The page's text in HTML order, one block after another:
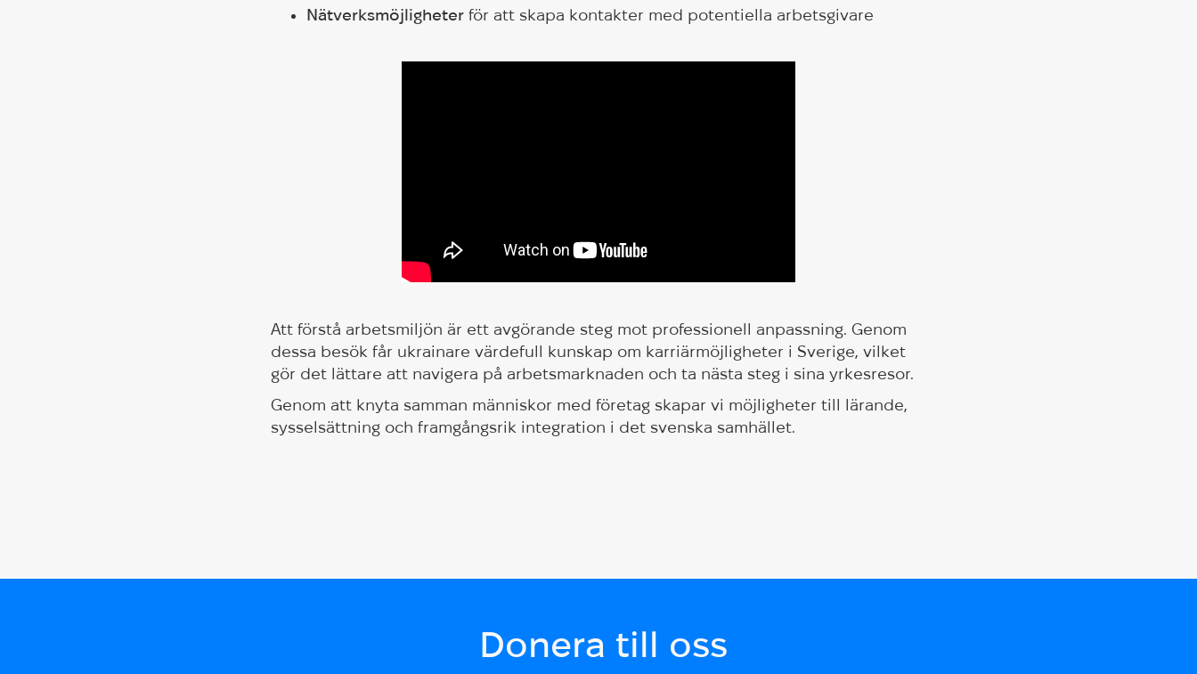
Nätverksmöjligheter för att skapa kontakter med potentiella arbetsgivare
Att förstå arbetsmiljön är ett avgörande steg mot professionell anpassning. Genom
dessa besök får ukrainare värdefull kunskap om karriärmöjligheter i Sverige, vilket
gör det lättare att navigera på arbetsmarknaden och ta nästa steg i sina yrkesresor.
Genom att knyta samman människor med företag skapar vi möjligheter till lärande,
sysselsättning och framgångsrik integration i det svenska samhället.
Donera till oss